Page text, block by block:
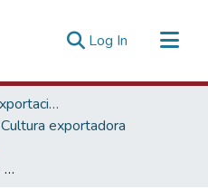
Log In (current)
Promoción de las Exportaciones
Cultura exportadora
Ferias comerciales [07 de marzo de 2012]